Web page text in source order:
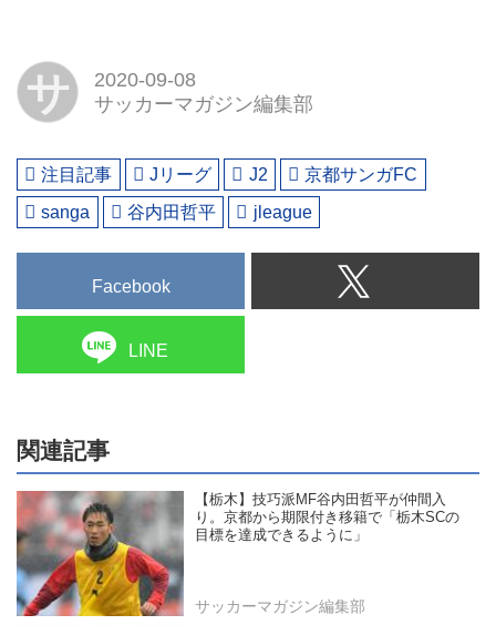
サ
2020-09-08
サッカーマガジン編集部
注目記事 Jリーグ J2
京都サンガFC
sanga
谷内田哲平 jleague
Facebook
LINE
関連記事
【栃木】技巧派MF谷内田哲平が仲間入
り。京都から期限付き移籍で「栃木SCの
目標を達成できるように」
サッカーマガジン編集部